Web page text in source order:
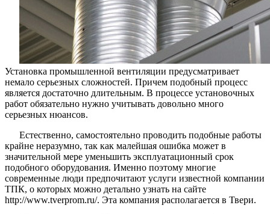
Установка промышленной вентиляции предусматривает
немало серьезных сложностей. Причем подобный процесс
является достаточно длительным. В процессе установочных
работ обязательно нужно учитывать довольно много
серьезных нюансов.
Естественно, самостоятельно проводить подобные работы
крайне неразумно, так как малейшая ошибка может в
значительной мере уменьшить эксплуатационный срок
подобного оборудования. Именно поэтому многие
современные люди предпочитают услуги известной компании
ТПК, о которых можно детально узнать на сайте
http://www.tverprom.ru/. Эта компания располагается в Твери.